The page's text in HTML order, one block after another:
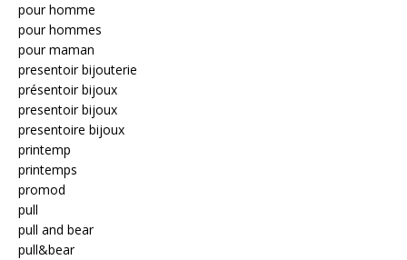
pour homme
pour hommes
pour maman
presentoir bijouterie
présentoir bijoux
presentoir bijoux
presentoire bijoux
printemp
printemps
promod
pull
pull and bear
pull&bear